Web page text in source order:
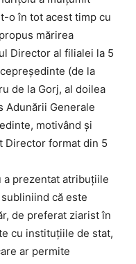
o în tot acest timp cu
mărirea
Director al filialei la 5
(de la
de la Gorj, al doilea
Adunării Generale
motivând și
Director format din 5
a prezentat atribuțiile
că este
de preferat ziarist în
cu instituțiile de stat,
ar permite